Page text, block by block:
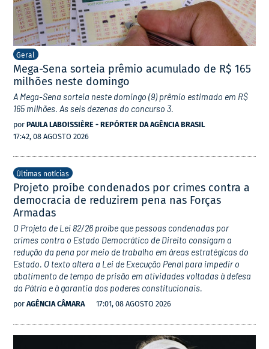
Geral
Mega-Sena sorteia prêmio acumulado de R$ 165
milhões neste domingo
A Mega-Sena sorteia neste domingo (9) prêmio estimado em R$
165 milhões. As seis dezenas do concurso 3.
por PAULA LABOISSIÈRE - REPÓRTER DA AGÊNCIA BRASIL
17:42, 08 AGOSTO 2026
Últimas notícias
Projeto proíbe condenados por crimes contra a
democracia de reduzirem pena nas Forças
Armadas
O Projeto de Lei 82/26 proíbe que pessoas condenadas por
crimes contra o Estado Democrático de Direito consigam a
redução da pena por meio de trabalho em áreas estratégicas do
Estado. O texto altera a Lei de Execução Penal para impedir o
abatimento de tempo de prisão em atividades voltadas à defesa
da Pátria e à garantia dos poderes constitucionais.
por AGÊNCIA CÂMARA 17:01, 08 AGOSTO 2026